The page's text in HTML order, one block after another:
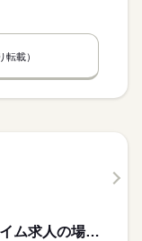
転載）
230,000円〜230,000円 ※フルタイム求人の場合は月額（換算額）、パート求人の場合は時間額を表示しています。